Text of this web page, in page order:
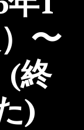
〜
(終
)